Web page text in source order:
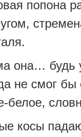
попона
она… будь
не смог бы
белое,
косы